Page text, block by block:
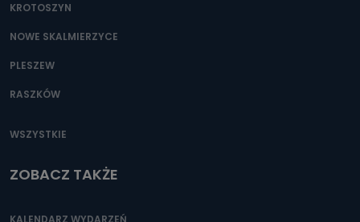
KROTOSZYN
NOWE SKALMIERZYCE
PLESZEW
RASZKÓW
WSZYSTKIE
ZOBACZ TAKŻE
KALENDARZ WYDARZEŃ